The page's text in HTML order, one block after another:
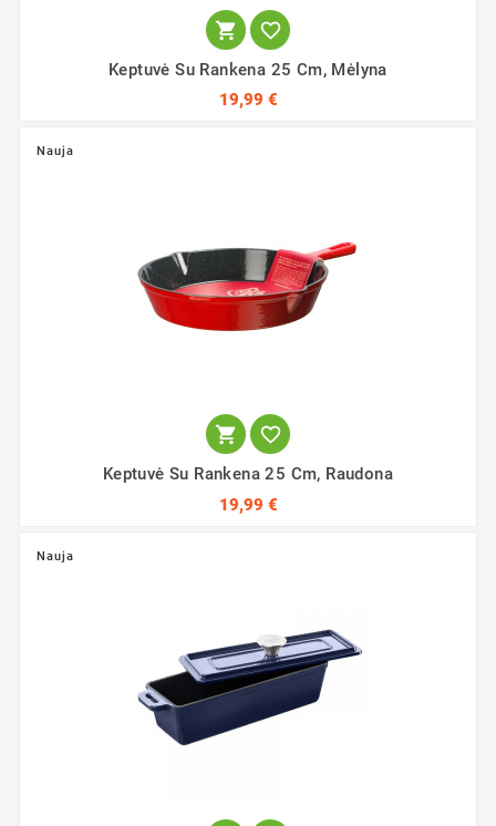
 
Keptuvė Su Rankena 25 Cm, Mėlyna
19,99 €
Nauja
 
Keptuvė Su Rankena 25 Cm, Raudona
19,99 €
Nauja